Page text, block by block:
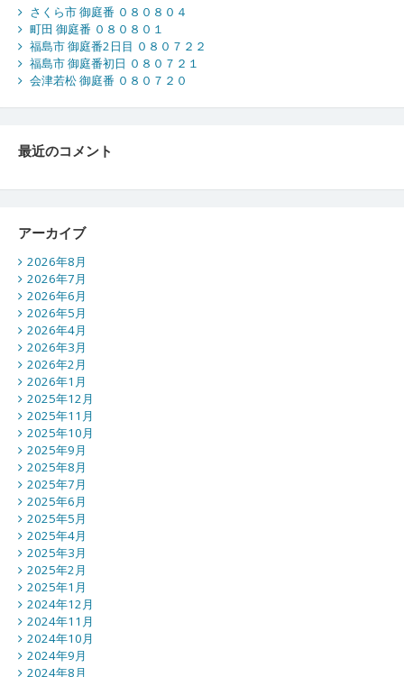
さくら市 御庭番 ０８０８０４
町田 御庭番 ０８０８０１
福島市 御庭番2日目 ０８０７２２
福島市 御庭番初日 ０８０７２１
会津若松 御庭番 ０８０７２０
最近のコメント
アーカイブ
2026年8月
2026年7月
2026年6月
2026年5月
2026年4月
2026年3月
2026年2月
2026年1月
2025年12月
2025年11月
2025年10月
2025年9月
2025年8月
2025年7月
2025年6月
2025年5月
2025年4月
2025年3月
2025年2月
2025年1月
2024年12月
2024年11月
2024年10月
2024年9月
2024年8月